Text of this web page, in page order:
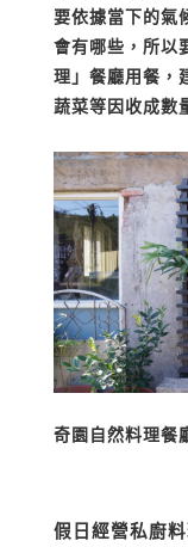
要依據當下的氣
會有哪些，所以
理」餐廳用餐，
蔬菜等因收成數
奇園自然料理餐
假日經營私廚